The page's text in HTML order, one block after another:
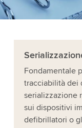
Fondamentale
tracciabilità dei
serializzazione
sui dispositivi
defibrillatori o